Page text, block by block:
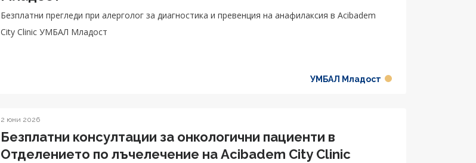
Безплатни прегледи при алерголог за диагностика и превенция на анафилаксия в Acibadem
City Clinic УМБАЛ Младост
УМБАЛ Младост
2 юни 2026
Безплатни консултации за онкологични пациенти в
Отделението по лъчелечение на Acibadem City Clinic